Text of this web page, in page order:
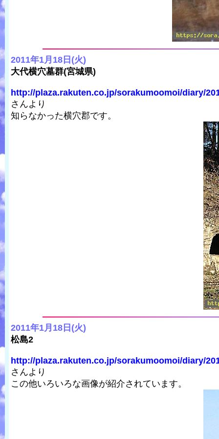
2011年1月18日(火)
大代横穴墓群(宮城県)
http://plaza.rakuten.co.jp/sorakumoomoi/diary/
さんより
知らなかった横穴郡です。
2011年1月18日(火)
松島2
http://plaza.rakuten.co.jp/sorakumoomoi/diary/
さんより
この他いろいろな画像が紹介されています。